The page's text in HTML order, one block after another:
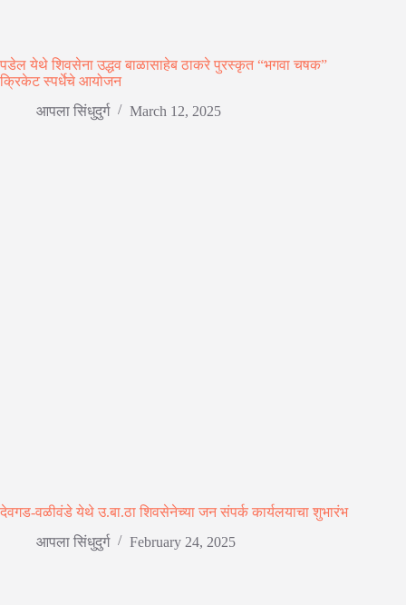
पडेल येथे शिवसेना उद्धव बाळासाहेब ठाकरे पुरस्कृत “भगवा चषक”
क्रिकेट स्पर्धेचे आयोजन
आपला सिंधुदुर्ग
March 12, 2025
देवगड-वळीवंडे येथे उ.बा.ठा शिवसेनेच्या जन संपर्क कार्यलयाचा शुभारंभ
आपला सिंधुदुर्ग
February 24, 2025